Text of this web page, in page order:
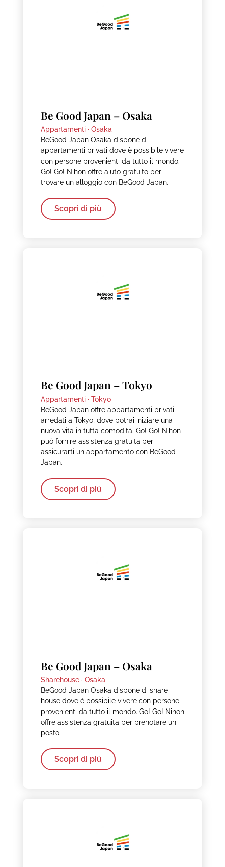
Be Good Japan – Osaka
Appartamenti · Osaka
BeGood Japan Osaka dispone di
appartamenti privati dove è possibile vivere
con persone provenienti da tutto il mondo.
Go! Go! Nihon offre aiuto gratuito per
trovare un alloggio con BeGood Japan.
Scopri di più
Be Good Japan – Tokyo
Appartamenti · Tokyo
BeGood Japan offre appartamenti privati
arredati a Tokyo, dove potrai iniziare una
nuova vita in tutta comodità. Go! Go! Nihon
può fornire assistenza gratuita per
assicurarti un appartamento con BeGood
Japan.
Scopri di più
Be Good Japan – Osaka
Sharehouse · Osaka
BeGood Japan Osaka dispone di share
house dove è possibile vivere con persone
provenienti da tutto il mondo. Go! Go! Nihon
offre assistenza gratuita per prenotare un
posto.
Scopri di più